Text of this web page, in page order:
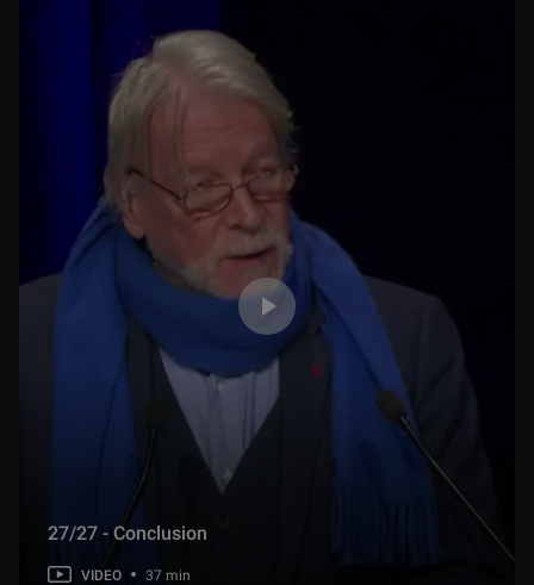
27/27 - Conclusion
VIDEO 37 min